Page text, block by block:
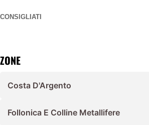
CONSIGLIATI
ZONE
Costa D'Argento
Follonica E Colline Metallifere